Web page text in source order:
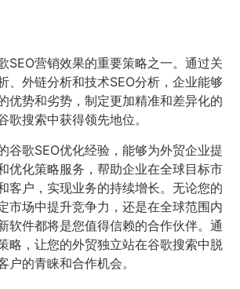
SEO营销效果的重要策略之一。通过关
、外链分析和技术SEO分析，企业能够
优势和劣势，制定更加精准和差异化的
歌搜索中获得领先地位。
谷歌SEO优化经验，能够为外贸企业提
优化策略服务，帮助企业在全球目标市
客户，实现业务的持续增长。无论您的
市场中提升竞争力，还是在全球范围内
软件都将是您值得信赖的合作伙伴。通
略，让您的外贸独立站在谷歌搜索中脱
户的青睐和合作机会。